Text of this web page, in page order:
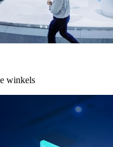
winkels